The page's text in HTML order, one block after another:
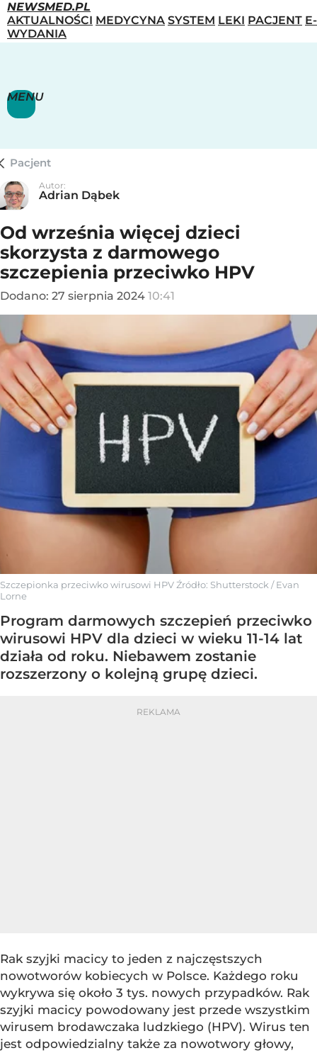
NEWSMED.PL
AKTUALNOŚCI MEDYCYNA SYSTEM LEKI PACJENT E-
WYDANIA
MENU
Pacjent
Autor:
Adrian Dąbek
Od września więcej dzieci
skorzysta z darmowego
szczepienia przeciwko HPV
Dodano: 27 sierpnia 2024 10:41
Szczepionka przeciwko wirusowi HPVŹródło: Shutterstock /Evan
Lorne
Program darmowych szczepień przeciwko
wirusowi HPV dla dzieci w wieku 11-14 lat
działa od roku. Niebawem zostanie
rozszerzony o kolejną grupę dzieci.
Rak szyjki macicy to jeden z najczęstszych
nowotworów kobiecych w Polsce. Każdego roku
wykrywa się około 3 tys. nowych przypadków. Rak
szyjki macicy powodowany jest przede wszystkim
wirusem brodawczaka ludzkiego (HPV). Wirus ten
jest odpowiedzialny także za nowotwory głowy,